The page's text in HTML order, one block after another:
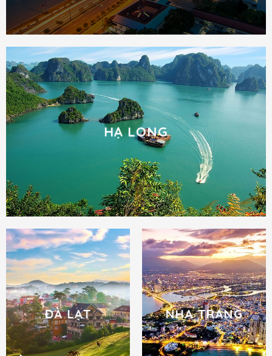
HẠ LONG
ĐÀ LẠT NHA TRANG